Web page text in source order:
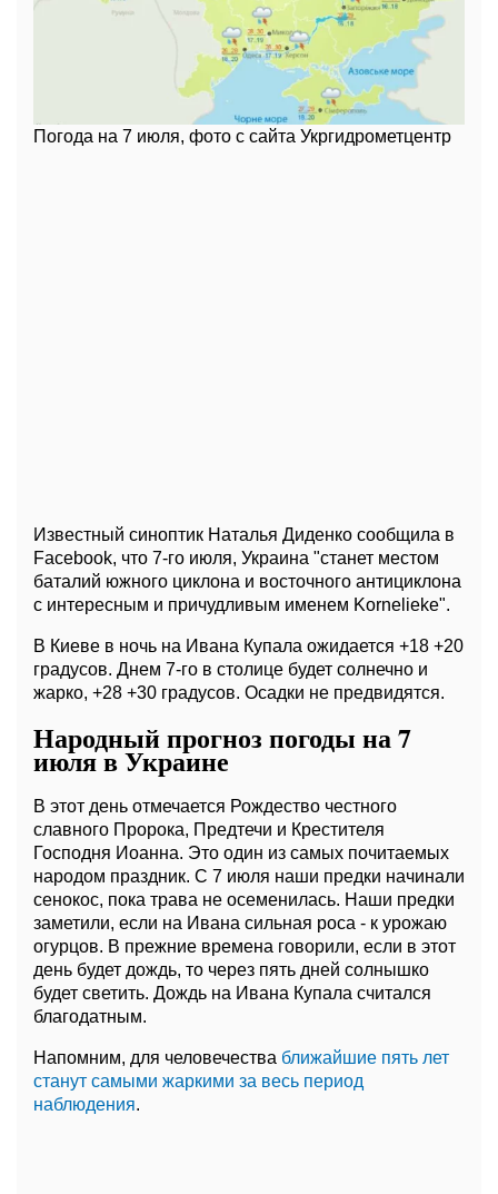
Погода на 7 июля, фото с сайта Укргидрометцентр
Известный синоптик Наталья Диденко сообщила в
Facebook, что 7-го июля, Украина "станет местом
баталий южного циклона и восточного антициклона
с интересным и причудливым именем Kornelieke".
В Киеве в ночь на Ивана Купала ожидается +18 +20
градусов. Днем 7-го в столице будет солнечно и
жарко, +28 +30 градусов. Осадки не предвидятся.
Народный прогноз погоды на 7
июля в Украине
В этот день отмечается Рождество честного
славного Пророка, Предтечи и Крестителя
Господня Иоанна. Это один из самых почитаемых
народом праздник. С 7 июля наши предки начинали
сенокос, пока трава не осеменилась. Наши предки
заметили, если на Ивана сильная роса - к урожаю
огурцов. В прежние времена говорили, если в этот
день будет дождь, то через пять дней солнышко
будет светить. Дождь на Ивана Купала считался
благодатным.
Напомним, для человечества ближайшие пять лет
станут самыми жаркими за весь период
наблюдения.